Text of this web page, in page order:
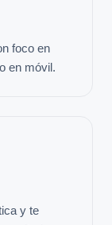
foco en
en móvil.
y te